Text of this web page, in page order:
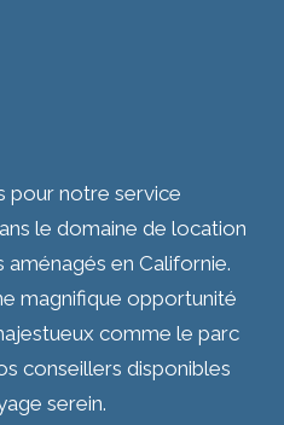
pour notre service
le domaine de location
en Californie.
magnifique opportunité
comme le parc
conseillers disponibles
serein.